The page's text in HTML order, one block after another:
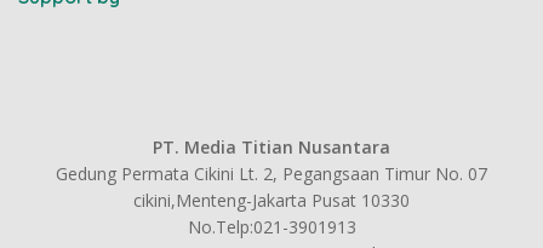
PT. Media Titian Nusantara
Gedung Permata Cikini Lt. 2, Pegangsaan Timur No. 07
cikini,Menteng-Jakarta Pusat 10330
No.Telp:021-3901913